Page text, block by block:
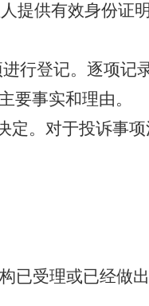
提供有效身份证
行登记。逐项记
要事实和理由。
定。对于投诉事
已受理或已经做